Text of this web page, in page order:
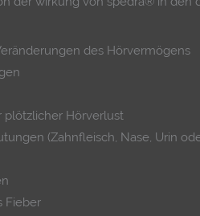
des Hörvermögens
plötzlicher Hörverlust
(Zahnfleisch, Nase, Urin
Fieber